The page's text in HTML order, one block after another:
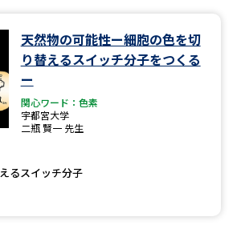
講義」 学問分野解説
ユーザーサポート
大学進学IDについて
天然物の可能性ー細胞の色を切
り替えるスイッチ分子をつくる
ー
関心ワード：色素
宇都宮大学
二瓶 賢一 先生
るスイッチ分子